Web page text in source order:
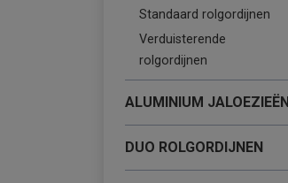
Standaard rolgordijnen
Verduisterende
rolgordijnen
ALUMINIUM JALOEZIEËN
DUO ROLGORDIJNEN